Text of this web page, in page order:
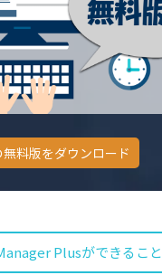
料版をダウンロード
Plusができること